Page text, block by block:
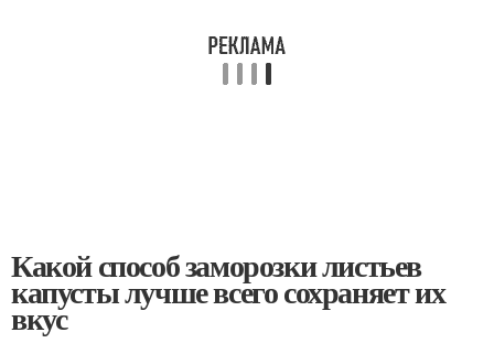
Какой способ заморозки листьев
капусты лучше всего сохраняет их
вкус